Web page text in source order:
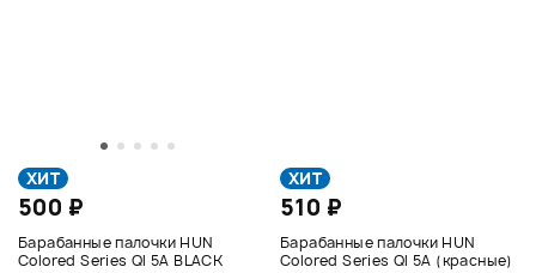
ХИТ
500 ₽
Барабанные палочки HUN
Colored Series QI 5A BLACK
ХИТ
510 ₽
Барабанные палочки HUN
Colored Series QI 5A (красные)